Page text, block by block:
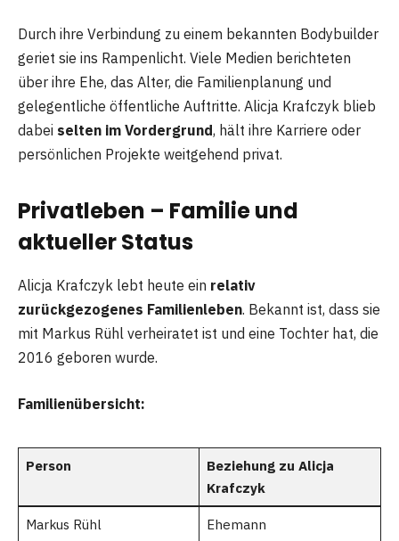
Durch ihre Verbindung zu einem bekannten Bodybuilder
geriet sie ins Rampenlicht. Viele Medien berichteten
über ihre Ehe, das Alter, die Familienplanung und
gelegentliche öffentliche Auftritte. Alicja Krafczyk blieb
dabei selten im Vordergrund, hält ihre Karriere oder
persönlichen Projekte weitgehend privat.
Privatleben – Familie und
aktueller Status
Alicja Krafczyk lebt heute ein relativ
zurückgezogenes Familienleben. Bekannt ist, dass sie
mit Markus Rühl verheiratet ist und eine Tochter hat, die
2016 geboren wurde.
Familienübersicht:
Person
Beziehung zu Alicja
Krafczyk
Markus Rühl Ehemann